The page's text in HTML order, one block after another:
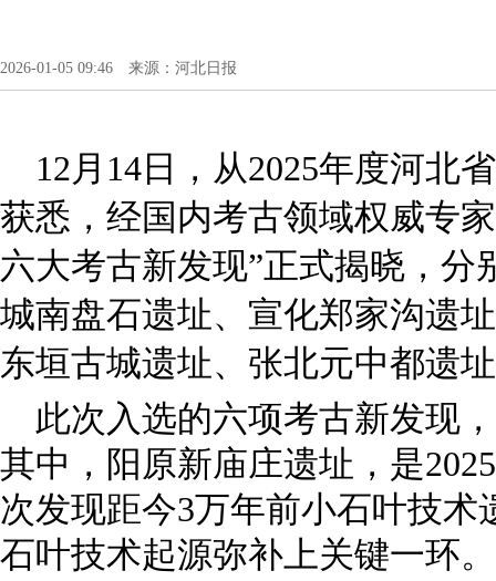
2026-01-05 09:46 来源：河北日报
12月14日，从2025年度河北
获悉，经国内考古领域权威专
六大考古新发现”正式揭晓，分
城南盘石遗址、宣化郑家沟遗
东垣古城遗址、张北元中都遗
此次入选的六项考古新发现
其中，阳原新庙庄遗址，是
次发现距今3万年前小石叶技
石叶技术起源弥补上关键一环